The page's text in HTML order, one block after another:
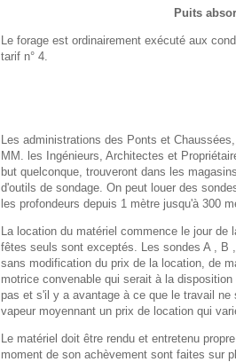
Puits
Le forage est ordinairement exécuté aux
tarif n° 4.
Les administrations des Ponts et
MM. les Ingénieurs, Architectes et
but quelconque, trouveront dans les
d'outils de sondage. On peut louer des
les profondeurs depuis 1 mètre jusqu'à 300
La location du matériel commence le jour
fêtes seuls sont exceptés. Les sondes A , B
sans modification du prix de la location, de
motrice convenable qui serait à la
pas et s'il y a avantage à ce que le travail
vapeur moyennant un prix de location qui
Le matériel doit être rendu et entretenu
moment de son achèvement sont faites sur